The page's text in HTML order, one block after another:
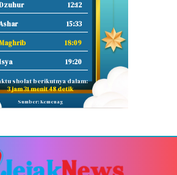
12:12
15:33
18:09
19:20
sholat berikutnya dalam:
3 jam 31 menit 47 detik
Sumber: Kemenag